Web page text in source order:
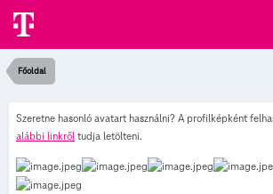
Főoldal
Szeretne hasonló avatart használni? A profilképként
alábbi linkről tudja letölteni.